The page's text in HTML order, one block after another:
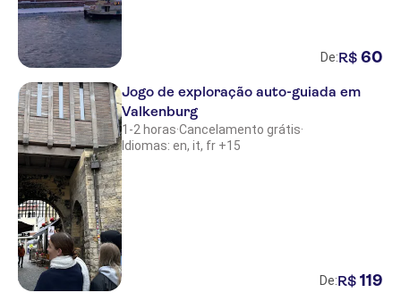
De:R$ 60
Jogo de exploração auto-guiada em
Valkenburg
1-2 horas·Cancelamento grátis·
Idiomas: en, it, fr +15
De:R$ 119